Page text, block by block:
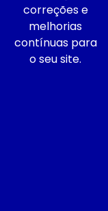
correções e
melhorias
contínuas para
o seu site.